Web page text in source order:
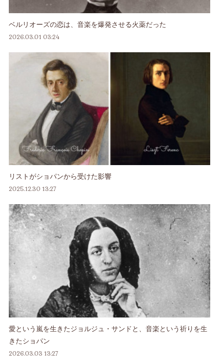
ベルリオーズの恋は、音楽を爆発させる火薬だった
2026.03.01 03:24
リストがショパンから受けた影響
2025.12.30 13:27
愛という嵐を生きたジョルジュ・サンドと、音楽という祈りを生
きたショパン
2026.03.03 13:27